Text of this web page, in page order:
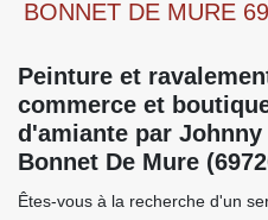
BONNET DE MURE
Peinture et
commerce et
d'amiante par
Bonnet De Mure
Êtes-vous à la recherche d'un